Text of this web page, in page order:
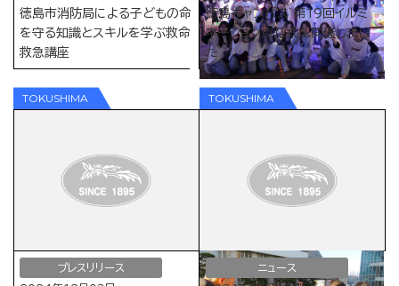
徳島市消防局による子どもの命
を守る知識とスキルを学ぶ救命
救急講座
徳島キャンパス 第19回イルミ
ネーション点灯式を開催しまし
た
プレスリリース
ニュース